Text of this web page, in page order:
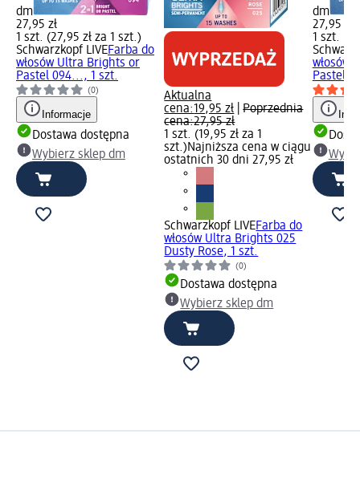
dm
27,95 zł
1 szt. (27,95 zł za 1 szt.)
Schwarzkopf LIVEFarba do
włosów Ultra Brights or
Pastel 094..., 1 szt.
(0)
Informacje
Dostawa dostępna
Wybierz sklep dm
Aktualna
cena:19,95 zł |Poprzednia
cena:27,95 zł
1 szt. (19,95 zł za 1
szt.)Najniższa cena w ciągu
ostatnich 30 dni 27,95 zł
Schwarzkopf LIVEFarba do
włosów Ultra Brights 025
Dusty Rose, 1 szt.
(0)
Dostawa dostępna
Wybierz sklep dm
dm
27,95 zł
1 szt.
włosów
Pastel